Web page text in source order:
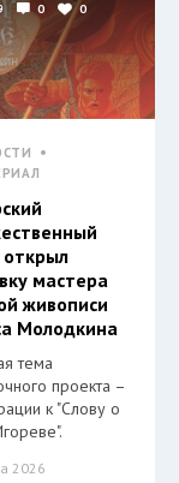
0 0
открыл
мастера
живописи
Молодкина
тема
проекта –
к "Слову о
2026